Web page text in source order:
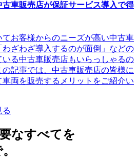
車販売店が保証サービス導入で得
お客様からのニーズが高い中古車
ざわざ導入するのが面倒」などの
る中古車販売店もいらっしゃるの
記事では、中古車販売店の皆様に
両を販売するメリットをご紹介い
る
なすべてを